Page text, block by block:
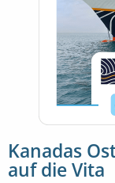
Kanadas
auf die Vita